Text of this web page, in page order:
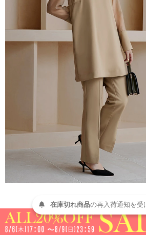
在庫切れ商品の再入荷通知を受